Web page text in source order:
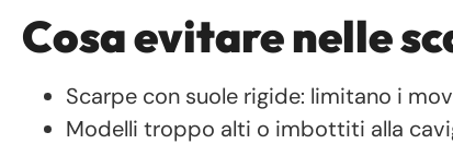
Cosa evitare nelle
Scarpe con suole rigide: limitano i
Modelli troppo alti o imbottiti alla